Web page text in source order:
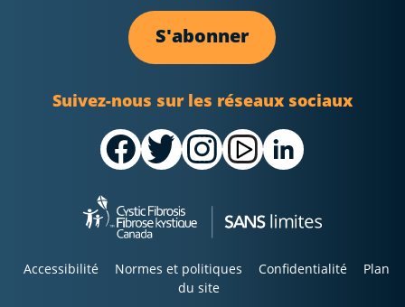
S'abonner
Suivez-nous sur les réseaux sociaux
Accessibilité Normes et politiques Confidentialité
Plan
du site